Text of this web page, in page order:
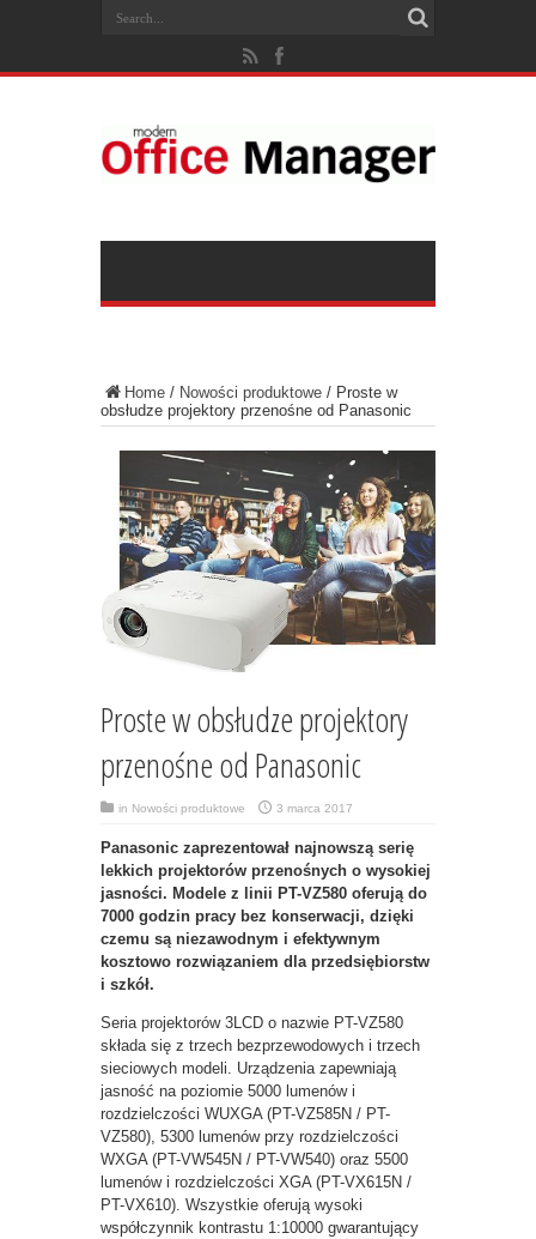
Home / Nowości produktowe / Proste w
obsłudze projektory przenośne od Panasonic
Proste w obsłudze projektory
przenośne od Panasonic
in Nowości produktowe 3 marca 2017
Panasonic zaprezentował najnowszą serię
lekkich projektorów przenośnych o wysokiej
jasności. Modele z linii PT-VZ580 oferują do
7000 godzin pracy bez konserwacji, dzięki
czemu są niezawodnym i efektywnym
kosztowo rozwiązaniem dla przedsiębiorstw
i szkół.
Seria projektorów 3LCD o nazwie PT-VZ580
składa się z trzech bezprzewodowych i trzech
sieciowych modeli. Urządzenia zapewniają
jasność na poziomie 5000 lumenów i
rozdzielczości WUXGA (PT-VZ585N / PT-
VZ580), 5300 lumenów przy rozdzielczości
WXGA (PT-VW545N / PT-VW540) oraz 5500
lumenów i rozdzielczości XGA (PT-VX615N /
PT-VX610). Wszystkie oferują wysoki
współczynnik kontrastu 1:10000 gwarantujący